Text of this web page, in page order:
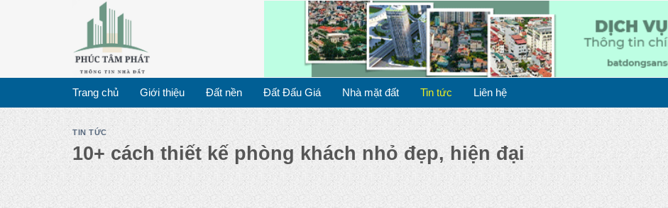
Trang chủ Giới thiệu Đất nền Đất Đấu Giá Nhà mặt đất Tin tức Liên hệ
TIN TỨC
10+ cách thiết kế phòng khách nhỏ đẹp, hiện đại